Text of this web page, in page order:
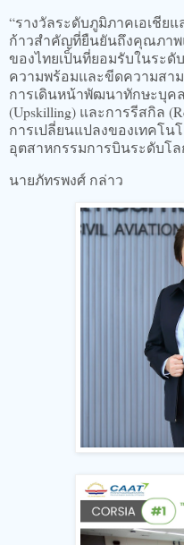
“รางวัลระดับภูมิภาคเอเชีย
ก้าวสำคัญที่ยืนยันถึงคุณภาพ
ของไทยเป็นที่ยอมรับในระดั
ความพร้อมและขีดความสา
การเดินหน้าพัฒนาทักษะบุค
(Upskilling) และการรีสกิล
การเปลี่ยนแปลงของเทคโ
อุตสาหกรรมการบินระดับโล
นายภัทรพงศ์ กล่าว